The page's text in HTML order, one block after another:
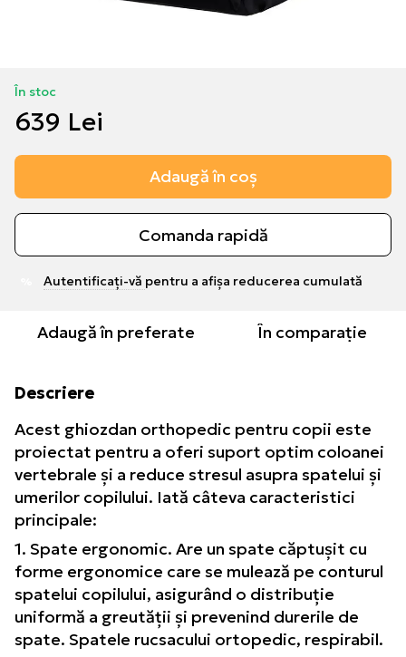
În stoc
639 Lei
Adaugă în coș
Comanda rapidă
Autentificați-vă pentru a afișa reducerea cumulată
Adaugă în preferate În comparație
Descriere
Acest ghiozdan orthopedic pentru copii este
proiectat pentru a oferi suport optim coloanei
vertebrale și a reduce stresul asupra spatelui și
umerilor copilului. Iată câteva caracteristici
principale:
1. Spate ergonomic. Are un spate căptușit cu
forme ergonomice care se mulează pe conturul
spatelui copilului, asigurând o distribuție
uniformă a greutății și prevenind durerile de
spate. Spatele rucsacului ortopedic, respirabil.